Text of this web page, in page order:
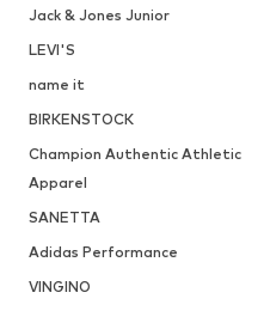
Jack & Jones Junior
LEVI'S
name it
BIRKENSTOCK
Champion Authentic Athletic
Apparel
SANETTA
Adidas Performance
VINGINO